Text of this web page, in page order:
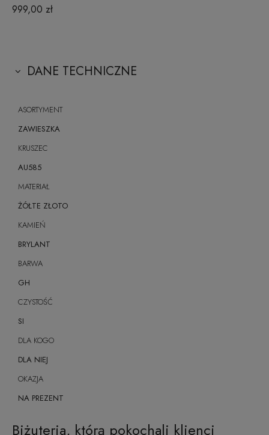
999,00 zł
DANE TECHNICZNE
ASORTYMENT
ZAWIESZKA
KRUSZEC
AU585
MATERIAŁ
ŻÓŁTE ZŁOTO
KAMIEŃ
BRYLANT
BARWA
GH
CZYSTOŚĆ
SI
DLA KOGO
DLA NIEJ
OKAZJA
NA PREZENT
Biżuteria, którą pokochali klienci